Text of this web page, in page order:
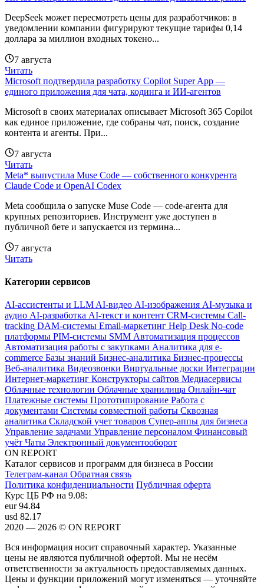
DeepSeek может пересмотреть цены для разработчиков: в
уведомлении компании фигурируют текущие тарифы 0,14
доллара за миллион входных токено...
7 августа
Читать
Microsoft подтвердила разработку Copilot Super App —
единого приложения для чата, кодинга и ИИ-агентов
Microsoft в своих материалах описывает Microsoft 365 Copilot
как единое приложение, где собраны чат, поиск, создание
контента и агенты. При...
7 августа
Читать
Meta* выпустила Muse Code — собственного конкурента
Claude Code и OpenAI Codex
Meta сообщила о запуске Muse Code — code-агента для
крупных репозиториев. Инструмент уже доступен в
публичной бете и запускается из термина...
7 августа
Читать
Категории сервисов
AI-ассистенты и LLM AI-видео AI-изображения AI-музыка и
аудио AI-разработка AI-текст и контент CRM-системы Call-
tracking DAM-системы Email-маркетинг Help Desk No-code
платформы PIM-системы SMM Автоматизация процессов
Автоматизация работы с закупками Аналитика для e-
commerce Базы знаний Бизнес-аналитика Бизнес-процессы
Веб-аналитика Видеозвонки Виртуальные доски Интеграции
Интернет-маркетинг Конструкторы сайтов Медиасервисы
Облачные технологии Облачные хранилища Онлайн-чат
Платежные системы Прототипирование Работа с
документами Системы совместной работы Сквозная
аналитика Складской учет товаров Супер-аппы для бизнеса
Управление задачами Управление персоналом Финансовый
учёт Чаты Электронный документооборот
ON REPORT
Каталог сервисов и программ для бизнеса в России
Телеграм-канал Обратная связь
Политика конфиденциальности Публичная оферта
Курс ЦБ РФ на 9.08:
eur94.84
usd 82.17
2020 — 2026 © ON REPORT
Вся информация носит справочный характер. Указанные
цены не являются публичной офертой. Мы не несём
ответственности за актуальность предоставляемых данных.
Цены и функции приложений могут изменяться — уточняйте